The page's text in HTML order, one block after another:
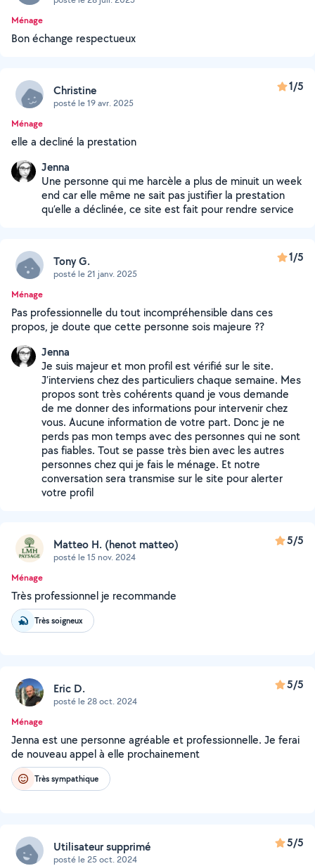
Ménage
Bon échange respectueux
Christine
posté le 19 avr. 2025
1/5
Ménage
elle a decliné la prestation
Jenna
Une personne qui me harcèle a plus de minuit un week
end car elle même ne sait pas justifier la prestation
qu’elle a déclinée, ce site est fait pour rendre service
Tony G.
posté le 21 janv. 2025
1/5
Ménage
Pas professionnelle du tout incompréhensible dans ces
propos, je doute que cette personne sois majeure ??
Jenna
Je suis majeur et mon profil est vérifié sur le site.
J’interviens chez des particuliers chaque semaine. Mes
propos sont très cohérents quand je vous demande
de me donner des informations pour intervenir chez
vous. Aucune information de votre part. Donc je ne
perds pas mon temps avec des personnes qui ne sont
pas fiables. Tout se passe très bien avec les autres
personnes chez qui je fais le ménage. Et notre
conversation sera transmise sur le site pour alerter
votre profil
Matteo H. (henot matteo)
posté le 15 nov. 2024
5/5
Ménage
Très professionnel je recommande
Très soigneux
Eric D.
posté le 28 oct. 2024
5/5
Ménage
Jenna est une personne agréable et professionnelle. Je ferai
de nouveau appel à elle prochainement
Très sympathique
Utilisateur supprimé
posté le 25 oct. 2024
5/5